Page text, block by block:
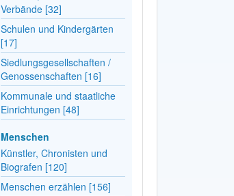
Verbände [32]
Schulen und Kindergärten
[17]
Siedlungsgesellschaften /
Genossenschaften [16]
Kommunale und staatliche
Einrichtungen [48]
Menschen
Künstler, Chronisten und
Biografen [120]
Menschen erzählen [156]